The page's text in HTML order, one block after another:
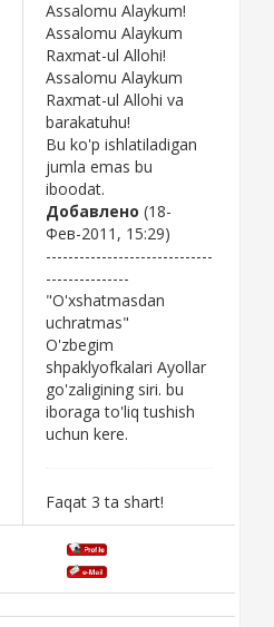
Assalomu Alaykum!
Assalomu Alaykum
Raxmat-ul Allohi!
Assalomu Alaykum
Raxmat-ul Allohi va
barakatuhu!
Bu ko'p ishlatiladigan
jumla emas bu
iboodat.
Добавлено (18-
Фев-2011, 15:29)
------------------------------
---------------
"O'xshatmasdan
uchratmas"
O'zbegim
shpaklyofkalari Ayollar
go'zaligining siri. bu
iboraga to'liq tushish
uchun kere.
Faqat 3 ta shart!